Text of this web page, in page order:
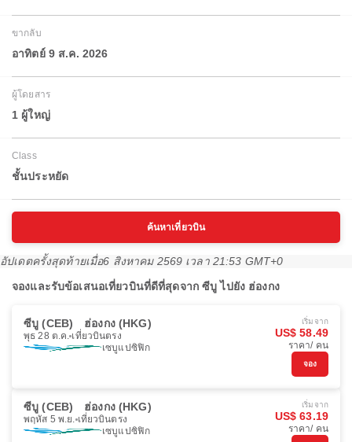
ขากลับ
อาทิตย์ 9 ส.ค. 2026
ผู้โดยสาร
1 ผู้ใหญ่
Class
ชั้นประหยัด
ค้นหาเที่ยวบิน
อัปเดตครั้งสุดท้ายเมื่อ6 สิงหาคม 2569 เวลา 21:53 GMT+0
จองและรับข้อเสนอเที่ยวบินที่ดีที่สุดจาก ซีบู ไปยัง ฮ่องกง
ซีบู (CEB) ฮ่องกง (HKG)
พุธ 28 ต.ค. เที่ยวบินตรง
เซบูแปซิฟิก
เริ่มจาก
US$ 58.49
ราคา/ คน
จอง
ซีบู (CEB) ฮ่องกง (HKG)
พฤหัส 5 พ.ย. เที่ยวบินตรง
เซบูแปซิฟิก
เริ่มจาก
US$ 63.19
ราคา/ คน